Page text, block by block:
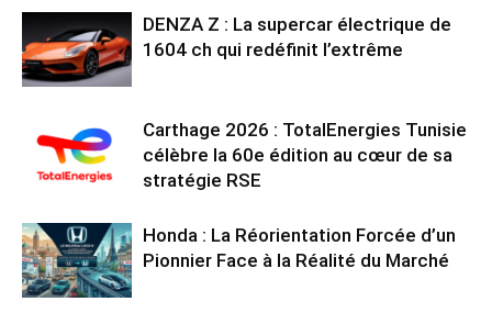
DENZA Z : La supercar électrique de
1604 ch qui redéfinit l’extrême
Carthage 2026 : TotalEnergies Tunisie
célèbre la 60e édition au cœur de sa
stratégie RSE
Honda : La Réorientation Forcée d’un
Pionnier Face à la Réalité du Marché